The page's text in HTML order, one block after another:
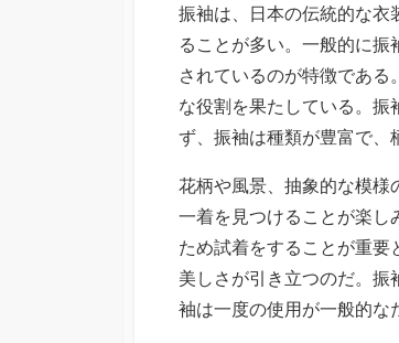
日
振袖は、日本の伝統的な衣
ることが多い。 一般的に振
されているのが特徴であ
な役割を果たしている。振
ず、振袖は種類が豊富で、
花柄や風景、抽象的な模様
一着を見つけることが楽し
ため試着をすることが重
美しさが引き立つのだ。
袖は一度の使用が一般的な